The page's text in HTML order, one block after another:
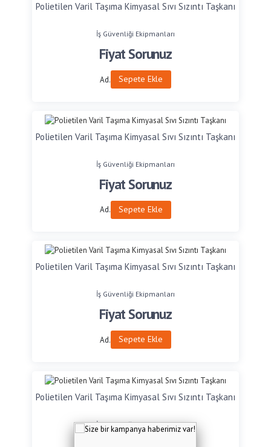
Polietilen Varil Taşıma Kimyasal Sıvı Sızıntı Taşkanı
İş Güvenliği Ekipmanları
Fiyat Sorunuz
Ad. Sepete Ekle
Polietilen Varil Taşıma Kimyasal Sıvı Sızıntı Taşkanı
İş Güvenliği Ekipmanları
Fiyat Sorunuz
Ad. Sepete Ekle
Polietilen Varil Taşıma Kimyasal Sıvı Sızıntı Taşkanı
İş Güvenliği Ekipmanları
Fiyat Sorunuz
Ad. Sepete Ekle
Polietilen Varil Taşıma Kimyasal Sıvı Sızıntı Taşkanı
İş Güvenliği Ekipmanları